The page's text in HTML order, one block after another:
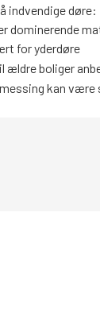
indvendige
dominerende
for yderdøre
ældre boliger
kan